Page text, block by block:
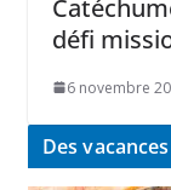
défi
6 novembre
Des